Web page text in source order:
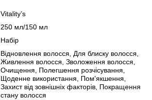
Vitality’s
250 мл/150 мл
Набір
Відновлення волосся, Для блиску волосся,
Живлення волосся, Зволоження волосся,
Очищення, Полегшення розчісування,
Щоденне використання, Пом'якшення,
Захист від зовнішніх факторів, Покращення
стану волосся